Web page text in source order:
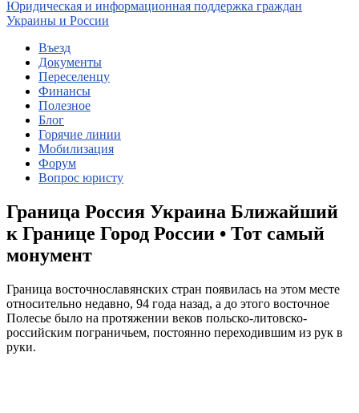
Юридическая и информационная поддержка граждан
Украины и России
Въезд
Документы
Переселенцу
Финансы
Полезное
Блог
Горячие линии
Мобилизация
Форум
Вопрос юристу
Граница Россия Украина Ближайший
к Границе Город России • Тот самый
монумент
Граница восточнославянских стран появилась на этом месте
относительно недавно, 94 года назад, а до этого восточное
Полесье было на протяжении веков польско-литовско-
российским пограничьем, постоянно переходившим из рук в
руки.